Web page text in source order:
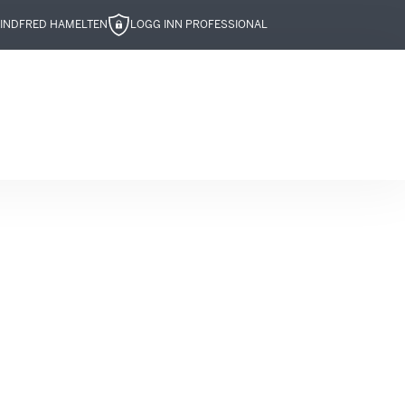
FRED HAMELTEN LOGG INN PROFESSIONAL